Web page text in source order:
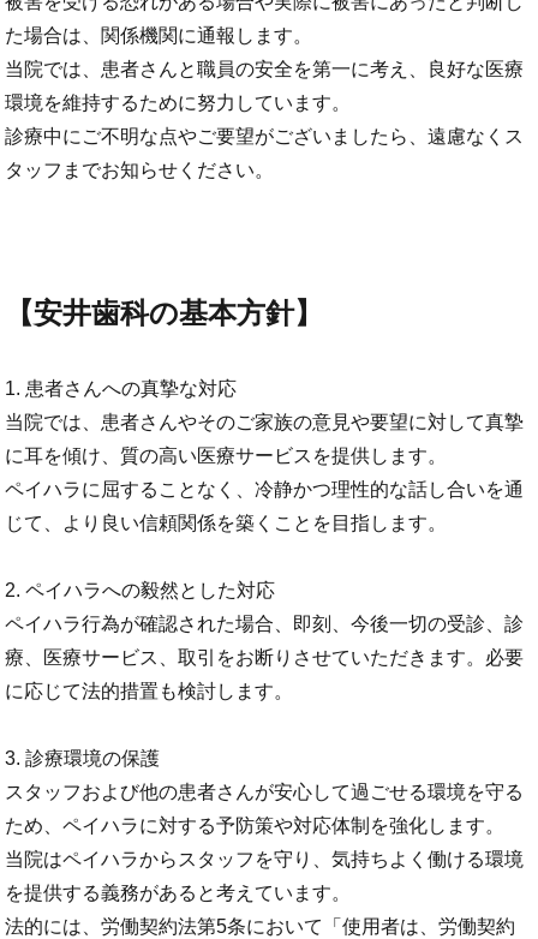
た場合は、関係機関に通報します。
当院では、患者さんと職員の安全を第一に考え、良好な医療
環境を維持するために努力しています。
診療中にご不明な点やご要望がございましたら、遠慮なくス
タッフまでお知らせください。
【安井歯科の基本方針】
1. 患者さんへの真摯な対応
当院では、患者さんやそのご家族の意見や要望に対して真摯
に耳を傾け、質の高い医療サービスを提供します。
ペイハラに屈することなく、冷静かつ理性的な話し合いを通
じて、より良い信頼関係を築くことを目指します。
2. ペイハラへの毅然とした対応
ペイハラ行為が確認された場合、即刻、今後一切の受診、診
療、医療サービス、取引をお断りさせていただきます。必要
に応じて法的措置も検討します。
3. 診療環境の保護
スタッフおよび他の患者さんが安心して過ごせる環境を守る
ため、ペイハラに対する予防策や対応体制を強化します。
当院はペイハラからスタッフを守り、気持ちよく働ける環境
を提供する義務があると考えています。
法的には、労働契約法第5条において「使用者は、労働契約